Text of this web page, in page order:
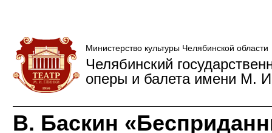
Министерство культуры Челябинской области
Челябинский
оперы и балета имени М.
В. Баскин